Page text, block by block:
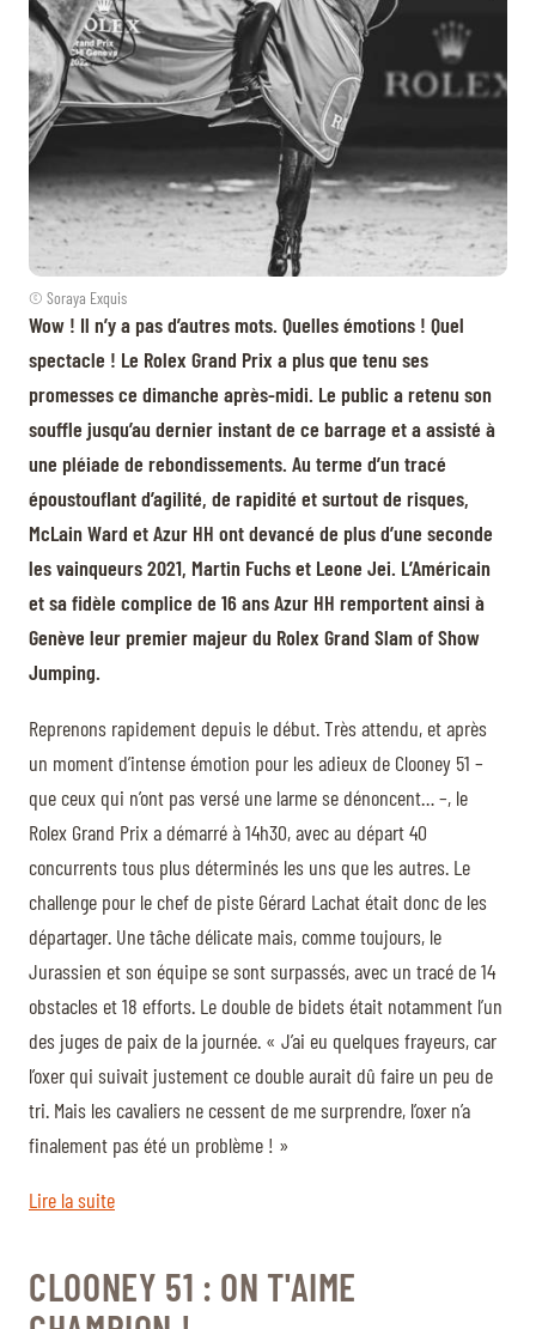
© Soraya Exquis
Wow ! Il n’y a pas d’autres mots. Quelles émotions ! Quel
spectacle ! Le Rolex Grand Prix a plus que tenu ses
promesses ce dimanche après-midi. Le public a retenu son
souffle jusqu’au dernier instant de ce barrage et a assisté à
une pléiade de rebondissements. Au terme d’un tracé
époustouflant d’agilité, de rapidité et surtout de risques,
McLain Ward et Azur HH ont devancé de plus d’une seconde
les vainqueurs 2021, Martin Fuchs et Leone Jei. L’Américain
et sa fidèle complice de 16 ans Azur HH remportent ainsi à
Genève leur premier majeur du Rolex Grand Slam of Show
Jumping.
Reprenons rapidement depuis le début. Très attendu, et après
un moment d’intense émotion pour les adieux de Clooney 51 –
que ceux qui n’ont pas versé une larme se dénoncent… –, le
Rolex Grand Prix a démarré à 14h30, avec au départ 40
concurrents tous plus déterminés les uns que les autres. Le
challenge pour le chef de piste Gérard Lachat était donc de les
départager. Une tâche délicate mais, comme toujours, le
Jurassien et son équipe se sont surpassés, avec un tracé de 14
obstacles et 18 efforts. Le double de bidets était notamment l’un
des juges de paix de la journée. « J’ai eu quelques frayeurs, car
l’oxer qui suivait justement ce double aurait dû faire un peu de
tri. Mais les cavaliers ne cessent de me surprendre, l’oxer n’a
finalement pas été un problème ! »
Lire la suite
CLOONEY 51 : ON T'AIME